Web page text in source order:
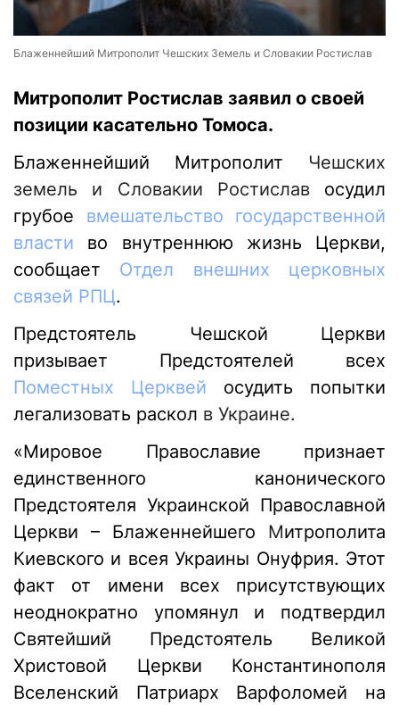
Блаженнейший Митрополит Чешских Земель и Словакии Ростислав
Митрополит Ростислав заявил о своей
позиции касательно Томоса.
Блаженнейший Митрополит Чешских
земель и Словакии Ростиславосудил
грубое вмешательство государственной
власти во внутреннюю жизнь Церкви,
сообщает Отдел внешних церковных
связей РПЦ.
Предстоятель Чешской Церкви
призывает Предстоятелей всех
Поместных Церквей
осудить попытки
легализовать раскол в Украине.
«Мировое Православие признает
единственного канонического
Предстоятеля Украинской Православной
Церкви – Блаженнейшего Митрополита
Киевского и всея Украины Онуфрия. Этот
факт от имени всех присутствующих
неоднократно упомянул и подтвердил
Святейший Предстоятель Великой
Христовой Церкви Константинополя
Вселенский Патриарх Варфоломей на